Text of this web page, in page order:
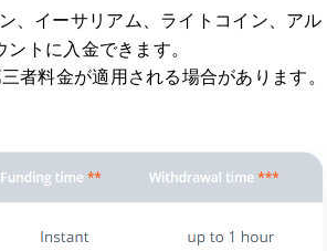
、イーサリアム、ライトコイン、アル
トに入金できます。
者料金が適用される場合があります。